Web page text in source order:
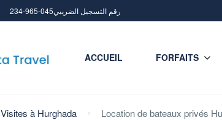
234-965-045رقم التسجيل الضريبي
ACCUEIL FORFAITS
Visites à Hurghada Location de bateaux privés